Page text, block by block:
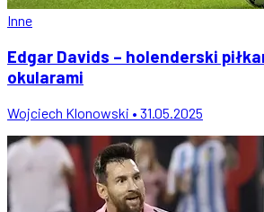
Inne
Edgar Davids – holenderski
okularami
Wojciech Klonowski • 31.05.2025